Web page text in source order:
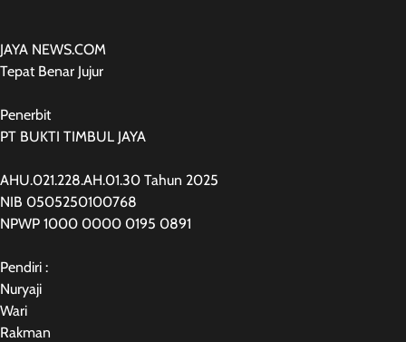
JAYA NEWS.COM
Tepat Benar Jujur
Penerbit
PT BUKTI TIMBUL JAYA
AHU.021.228.AH.01.30 Tahun 2025
NIB 0505250100768
NPWP 1000 0000 0195 0891
Pendiri :
Nuryaji
Wari
Rakman